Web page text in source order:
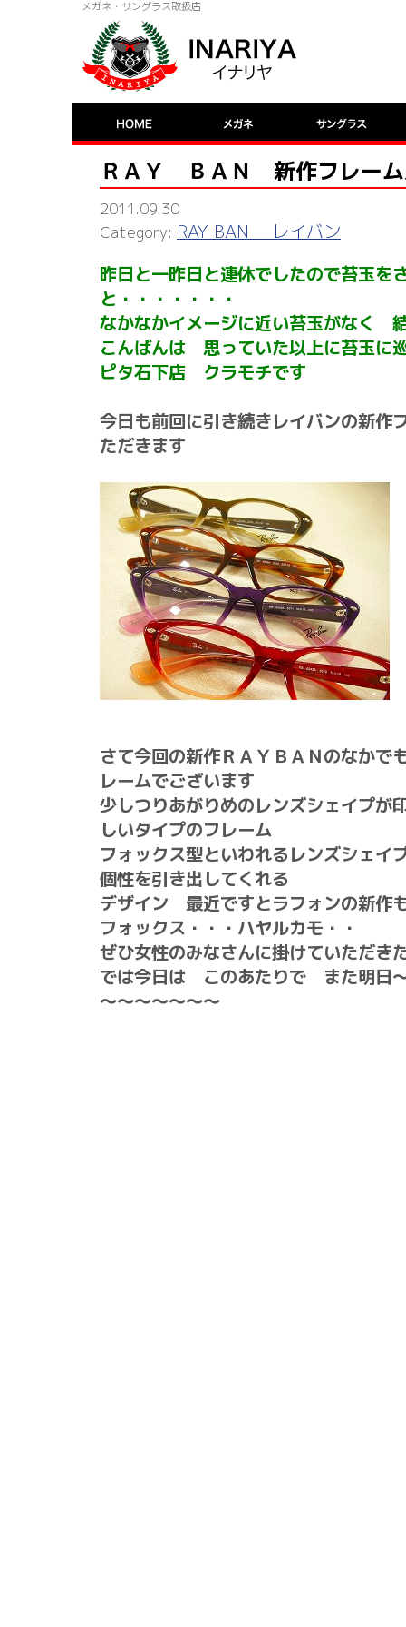
メガネ・サングラス取扱店
ＲＡＹ ＢＡＮ 新作フレー
2011.09.30
RAY BAN レイバン
昨日と一昨日と連休でしたので苔玉を
と・・・・・・・
なかなかイメージに近い苔玉がなく
こんばんは 思っていた以上に苔玉
ピタ石下店 クラモチです
今日も前回に引き続きレイバンの新作
ただきます
さて今回の新作ＲＡＹＢＡＮのなかで
レームでございます
少しつりあがりめのレンズシェイプが
しいタイプのフレーム
フォックス型といわれるレンズシェイ
個性を引き出してくれる
デザイン 最近ですとラフォンの新作
フォックス・・・ハヤルカモ・・
ぜひ女性のみなさんに掛けていただ
では今日は このあたりで また明日
～～～～～～～